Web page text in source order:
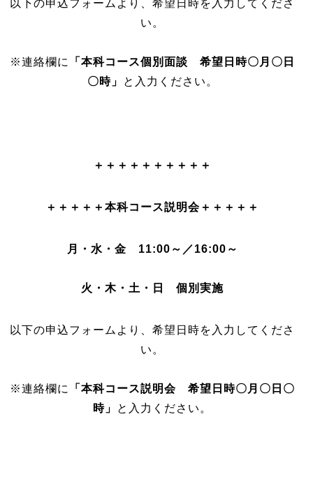
以下の申込フォームより、希望日時を入力してくださ
い。
※連絡欄に
「本科コース個別面談 希望日時〇月〇日
〇時」
と入力ください。
＋＋＋＋＋＋＋＋＋＋
＋＋＋＋＋本科コース説明会＋＋＋＋＋
月・水・金 11:00～／16:00～
火・木・土・日 個別実施
以下の申込フォームより、希望日時を入力してくださ
い。
※連絡欄に
「本科コース説明会 希望日時〇月〇日〇
時」 と入力ください。